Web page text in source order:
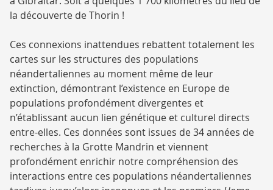
la découverte de Thorin !
Ces connexions inattendues rebattent totalement les
cartes sur les structures des populations
néandertaliennes au moment même de leur
extinction, démontrant l’existence en Europe de
populations profondément divergentes et
n’établissant aucun lien génétique et culturel directs
entre-elles. Ces données sont issues de 34 années de
recherches à la Grotte Mandrin et viennent
profondément enrichir notre compréhension des
interactions entre ces populations néandertaliennes